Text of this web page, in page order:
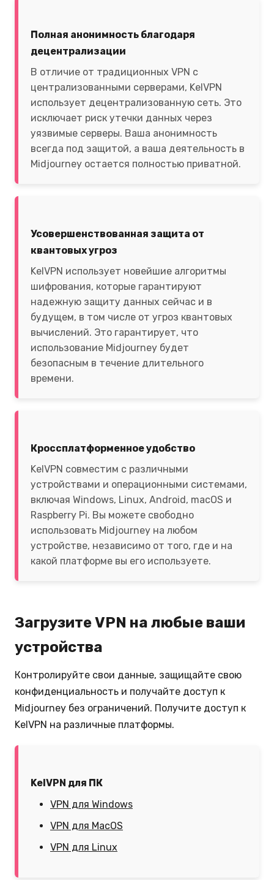
Полная анонимность благодаря
децентрализации
В отличие от традиционных VPN с
централизованными серверами, KelVPN
использует децентрализованную сеть. Это
исключает риск утечки данных через
уязвимые серверы. Ваша анонимность
всегда под защитой, а ваша деятельность в
Midjourney остается полностью приватной.
Усовершенствованная защита от
квантовых угроз
KelVPN использует новейшие алгоритмы
шифрования, которые гарантируют
надежную защиту данных сейчас и в
будущем, в том числе от угроз квантовых
вычислений. Это гарантирует, что
использование Midjourney будет
безопасным в течение длительного
времени.
Кроссплатформенное удобство
KelVPN совместим с различными
устройствами и операционными системами,
включая Windows, Linux, Android, macOS и
Raspberry Pi. Вы можете свободно
использовать Midjourney на любом
устройстве, независимо от того, где и на
какой платформе вы его используете.
Загрузите VPN на любые ваши
устройства
Контролируйте свои данные, защищайте свою
конфиденциальность и получайте доступ к
Midjourney без ограничений. Получите доступ к
KelVPN на различные платформы.
KelVPN для ПК
VPN для Windows
VPN для MacOS
VPN для Linux